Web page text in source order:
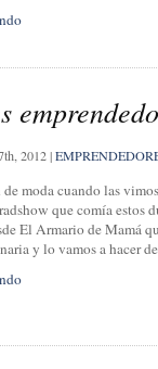
2012|
de moda cuando las
que comía estos
El Armario de Mamá
y lo vamos a hacer